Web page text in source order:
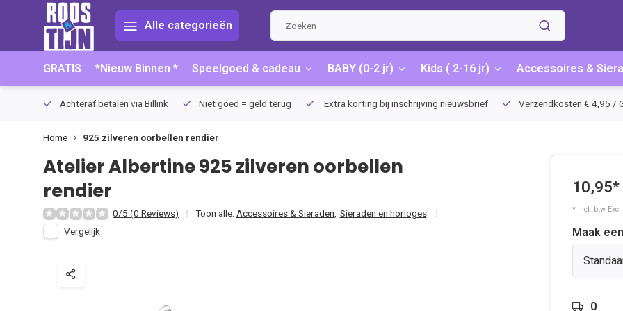
Alle categorieën
GRATIS *Nieuw Binnen * Speelgoed & cadeau BABY (0-2 jr) Kids ( 2-16 jr) Accessoires &
Achteraf betalen via Billink Niet goed = geld terug Extra korting bij inschrijving nieuwsbrief Verzendkosten € 4,95 /
Home 925 zilveren oorbellen rendier
Atelier Albertine925 zilveren oorbellen
rendier
0/5 (0 Reviews) Toon alle: Accessoires & Sieraden Sieraden en horloges
Vergelijk
10,95*
* Incl. btw Excl.
Maak
0